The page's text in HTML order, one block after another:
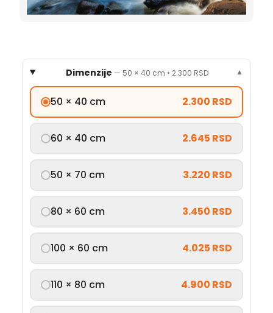
Dimenzije — 50 × 40 cm • 2.300 RSD ▼
50 × 40 cm 2.300 RSD
60 × 40 cm 2.645 RSD
50 × 70 cm 3.220 RSD
80 × 60 cm 3.450 RSD
100 × 60 cm 4.025 RSD
110 × 80 cm 4.900 RSD